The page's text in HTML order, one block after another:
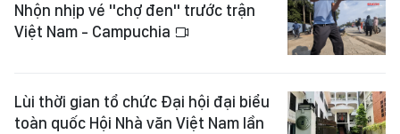
Nhộn nhịp vé "chợ đen" trước trận
Việt Nam - Campuchia
Lùi thời gian tổ chức Đại hội đại biểu
toàn quốc Hội Nhà văn Việt Nam lần